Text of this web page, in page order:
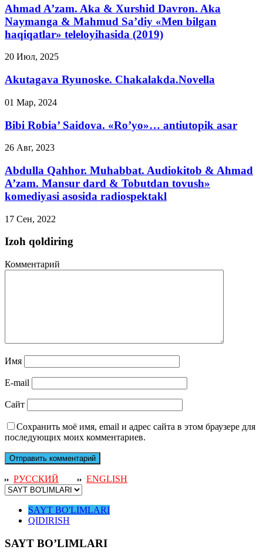
Ahmad A’zam. Aka & Xurshid Davron. Aka
Naymanga & Mahmud Sa’diy «Men bilgan
haqiqatlar» teleloyihasida (2019)
20 Июл, 2025
Akutagava Ryunoske. Chakalakda.Novella
01 Мар, 2024
Bibi Robia’ Saidova. «Ro’yo»… antiutopik asar
26 Авг, 2023
Abdulla Qahhor. Muhabbat. Audiokitob & Ahmad
A’zam. Mansur dard & Tobutdan tovush»
komediyasi asosida radiospektakl
17 Сен, 2022
Izoh qoldiring
Комментарий
Имя
E-mail
Сайт
Сохранить моё имя, email и адрес сайта в этом браузере для
последующих моих комментариев.
РУССКИЙ ENGLISH
SAYT BO'LIMLARI
QIDIRISH
SAYT BO’LIMLARI